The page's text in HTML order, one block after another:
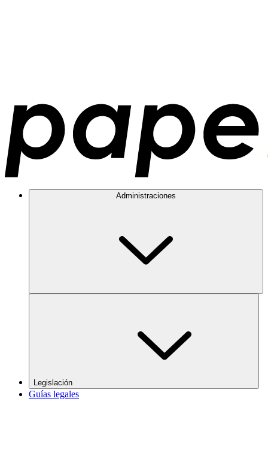
Administraciones
Legislación
Guías legales